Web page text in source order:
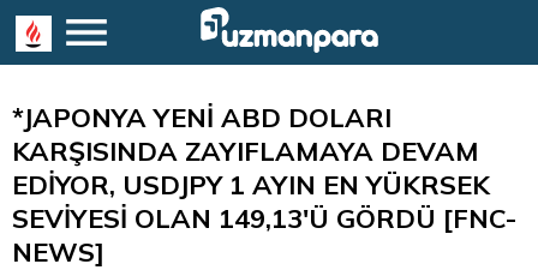
*JAPONYA YENİ ABD DOLARI
KARŞISINDA ZAYIFLAMAYA DEVAM
EDİYOR, USDJPY 1 AYIN EN YÜKRSEK
SEVİYESİ OLAN 149,13'Ü GÖRDÜ [FNC-
NEWS]